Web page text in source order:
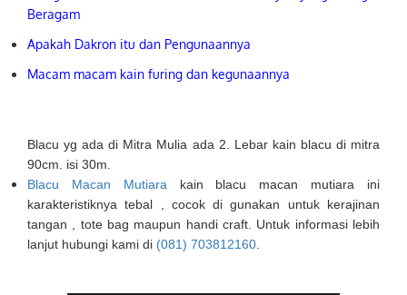
Beragam
Apakah Dakron itu dan Pengunaannya
Macam macam kain furing dan kegunaannya
Blacu yg ada di Mitra Mulia ada 2. Lebar kain blacu di mitra
90cm. isi 30m.
Blacu Macan Mutiara kain blacu macan mutiara ini
karakteristiknya tebal , cocok di gunakan untuk kerajinan
tangan , tote bag maupun handi craft. Untuk informasi lebih
lanjut hubungi kami di (081) 703812160